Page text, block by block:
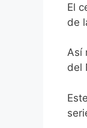
El
de
Así
del